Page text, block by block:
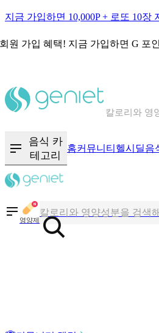
지금 가입하면 10,000P + 로또 10장
원 가입 혜택! 지금 가입하면 G 포
혈당 · 다이
음식 카
테고리
홈커뮤니티 헬시딜음
영양제
칼로리와 영양성분을 검색
혈당 · 다이어트 음식 검색
음식 · 영양제 리뷰를 찾아보